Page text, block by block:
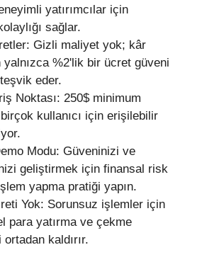
yatırımcılar için
sağlar.
Gizli maliyet yok; kâr
yalnızca %2'lik bir ücret güveni
eder.
Noktası: 250$ minimum
kullanıcı için erişilebilir
Modu: Güveninizi ve
geliştirmek için finansal risk
yapma pratiği yapın.
Yok: Sorunsuz işlemler için
para yatırma ve çekme
kaldırır.